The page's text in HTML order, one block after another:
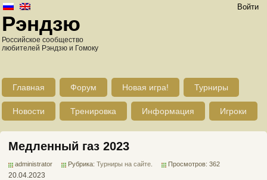
Войти
Рэндзю
Российское сообщество
любителей Рэндзю и Гомоку
Главная Форум Новая игра! Турниры
Новости Тренировка Информация Игроки
Медленный газ 2023
administrator Рубрика: Турниры на сайте Просмотров: 362
20.04.2023